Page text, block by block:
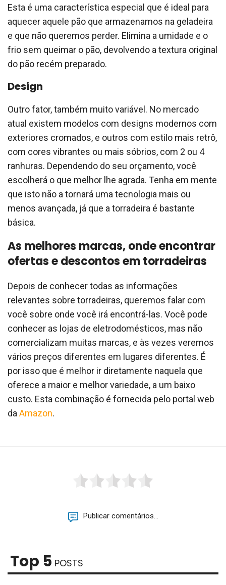
Esta é uma característica especial que é ideal para
aquecer aquele pão que armazenamos na geladeira
e que não queremos perder. Elimina a umidade e o
frio sem queimar o pão, devolvendo a textura original
do pão recém preparado.
Design
Outro fator, também muito variável. No mercado
atual existem modelos com designs modernos com
exteriores cromados, e outros com estilo mais retrô,
com cores vibrantes ou mais sóbrios, com 2 ou 4
ranhuras. Dependendo do seu orçamento, você
escolherá o que melhor lhe agrada. Tenha em mente
que isto não a tornará uma tecnologia mais ou
menos avançada, já que a torradeira é bastante
básica.
As melhores marcas, onde encontrar
ofertas e descontos em torradeiras
Depois de conhecer todas as informações
relevantes sobre torradeiras, queremos falar com
você sobre onde você irá encontrá-las. Você pode
conhecer as lojas de eletrodomésticos, mas não
comercializam muitas marcas, e às vezes veremos
vários preços diferentes em lugares diferentes. É
por isso que é melhor ir diretamente naquela que
oferece a maior e melhor variedade, a um baixo
custo. Esta combinação é fornecida pelo portal web
da Amazon.
Publicar comentários...
Top 5 POSTS